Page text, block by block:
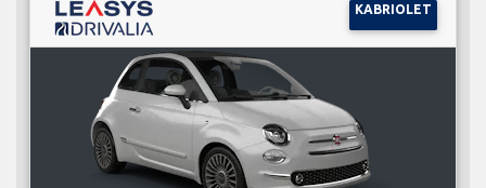
KABRIOLET